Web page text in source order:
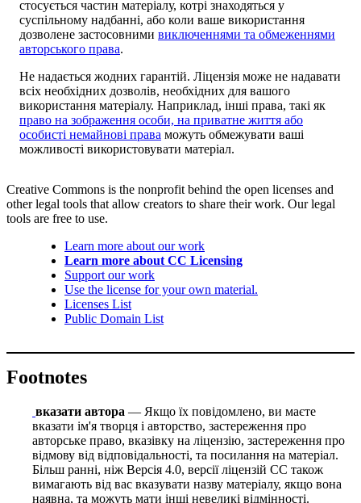
стосується частин матеріалу, котрі знаходяться у
суспільному надбанні, або коли ваше використання
дозволене застосовними виключеннями та обмеженнями
авторського права.
Не надається жодних гарантій. Ліцензія може не надавати
всіх необхідних дозволів, необхідних для вашого
використання матеріалу. Наприклад, інші права, такі як
право на зображення особи, на приватне життя або
особисті немайнові права можуть обмежувати ваші
можливості використовувати матеріал.
Creative Commons is the nonprofit behind the open licenses and
other legal tools that allow creators to share their work. Our legal
tools are free to use.
Learn more about our work
Learn more about CC Licensing
Support our work
Use the license for your own material.
Licenses List
Public Domain List
Footnotes
вказати автора — Якщо їх повідомлено, ви маєте
вказати ім'я творця і авторство, застереження про
авторське право, вказівку на ліцензію, застереження про
відмову від відповідальності, та посилання на матеріал.
Більш ранні, ніж Версія 4.0, версії ліцензій CC також
вимагають від вас вказувати назву матеріалу, якщо вона
наявна, та можуть мати інші невеликі відмінності.